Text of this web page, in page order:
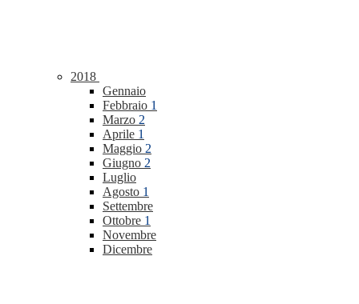
2018
Gennaio
Febbraio 1
Marzo 2
Aprile 1
Maggio 2
Giugno 2
Luglio
Agosto 1
Settembre
Ottobre 1
Novembre
Dicembre